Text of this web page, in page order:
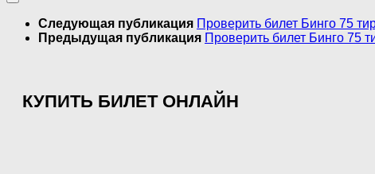
Следующая публикация Проверить билет Бинго 75
Предыдущая публикация Проверить билет Бинго 75
КУПИТЬ БИЛЕТ ОНЛАЙН